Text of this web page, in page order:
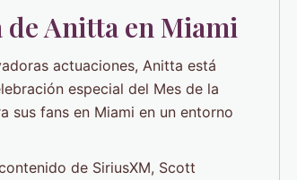
de Anitta en Miami
actuaciones, Anitta está
especial del Mes de la
sus fans en Miami en un entorno
de SiriusXM, Scott